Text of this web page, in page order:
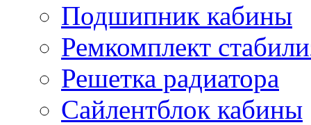
Подшипник кабины
Ремкомплект
Решетка радиатора
Сайлентблок кабины